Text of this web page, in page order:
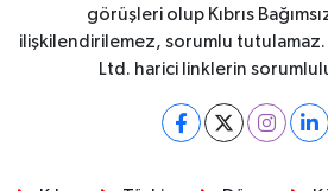
görüşleri olup Kıbrıs
ilişkilendirilemez, sorumlu tutulamaz.
Ltd. harici linklerin